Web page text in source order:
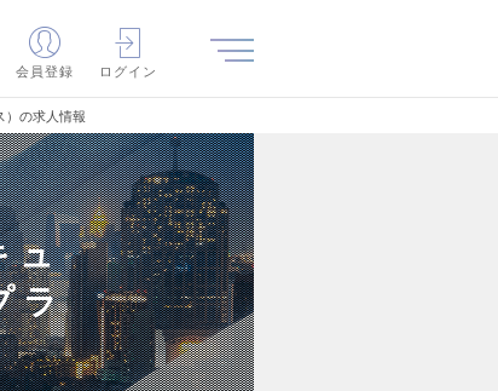
会員登録 ログイン
）の求人情報
ュ
ラ